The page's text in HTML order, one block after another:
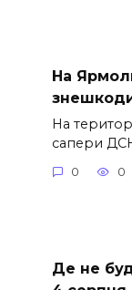
На
На
сапери
0 0
Де не